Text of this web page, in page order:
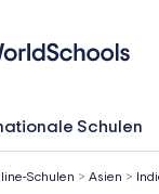
Schulen
Schulen > Asien >